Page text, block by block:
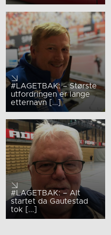
#LAGETBAK: – Største
utfordringen er lange
etternavn [...]
#LAGETBAK: – Alt
startet da Gautestad
tok [...]